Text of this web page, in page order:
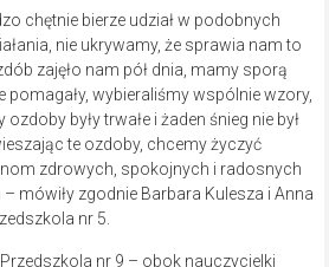
chętnie bierze udział w podobnych
nie ukrywamy, że sprawia nam to
zajęło nam pół dnia, mamy sporą
pomagały, wybieraliśmy wspólnie wzory,
były trwałe i żaden śnieg nie był
te ozdoby, chcemy życzyć
zdrowych, spokojnych i radosnych
mówiły zgodnie Barbara Kulesza i Anna
nr 5.
nr 9 – obok nauczycielki